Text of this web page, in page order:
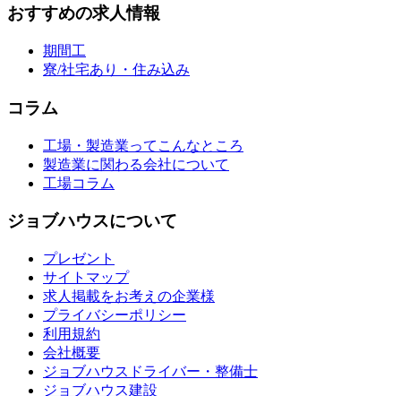
おすすめの求人情報
期間工
寮/社宅あり・住み込み
コラム
工場・製造業ってこんなところ
製造業に関わる会社について
工場コラム
ジョブハウスについて
プレゼント
サイトマップ
求人掲載をお考えの企業様
プライバシーポリシー
利用規約
会社概要
ジョブハウスドライバー・整備士
ジョブハウス建設